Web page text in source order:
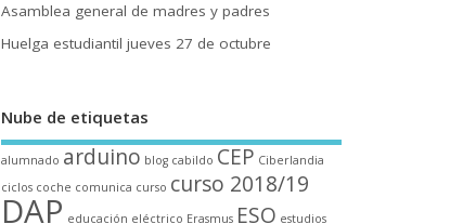
Asamblea general de madres y padres
Huelga estudiantil jueves 27 de octubre
Nube de etiquetas
alumnado arduino blog cabildo CEP Ciberlandia
ciclos coche comunica curso curso 2018/19
DAP educación eléctrico Erasmus ESO estudios